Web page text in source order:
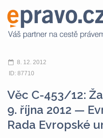
8. 12. 2012
ID: 87710
Věc C-453/12:
9. října 2012 —
Rada Evropské